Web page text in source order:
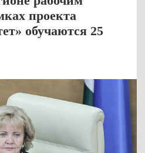
проекта
обучаются 25